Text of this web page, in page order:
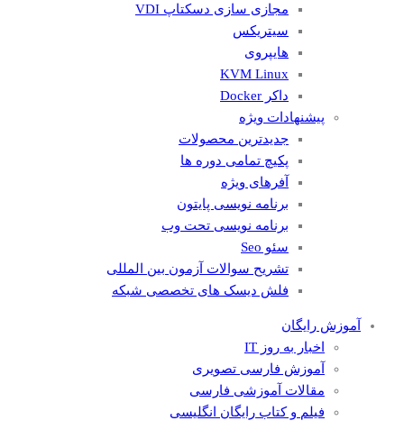
مجازی سازی دسکتاپ VDI
سیتریکس
هایپروی
KVM Linux
داکر Docker
پیشنهادات ویژه
جدیدترین محصولات
پکیچ تمامی دوره ها
آفرهای ویژه
برنامه نویسی پایتون
برنامه نویسی تحت وب
سئو Seo
تشریح سوالات آزمون بین المللی
فلش دیسک های تخصصی شبکه
آموزش رایگان
اخبار به روز IT
آموزش فارسی تصویری
مقالات آموزشی فارسی
فیلم و کتاب رایگان انگلیسی